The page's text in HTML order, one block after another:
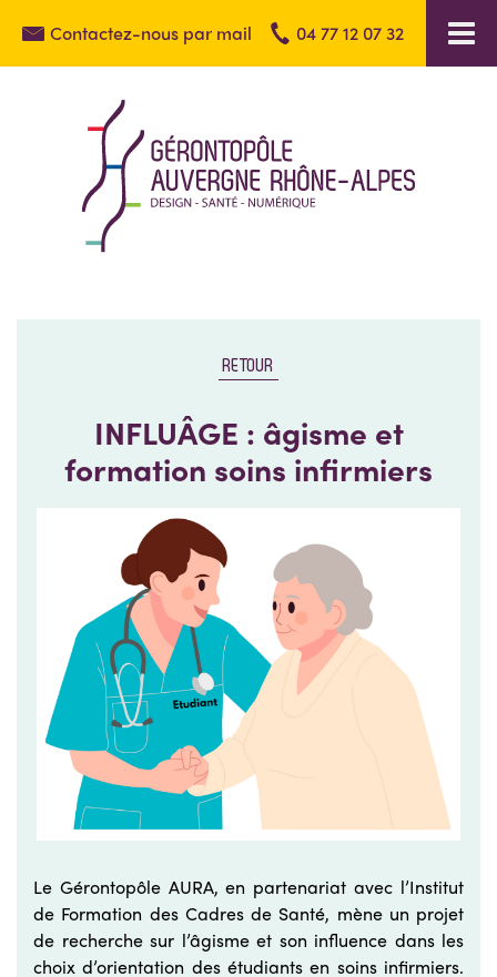
Contactez-nous par mail 04 77 12 07 32
RETOUR
INFLUÂGE : âgisme et
formation soins infirmiers
Le Gérontopôle AURA, en partenariat avec l’Institut
de Formation des Cadres de Santé, mène un projet
de recherche sur l’âgisme et son influence dans les
choix d’orientation des étudiants en soins infirmiers.